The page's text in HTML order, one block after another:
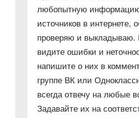
любопытную
источников в интернете,
проверяю и выкладываю.
видите ошибки и
напишите о них в
группе ВК или
всегда отвечу на любые
Задавайте их на